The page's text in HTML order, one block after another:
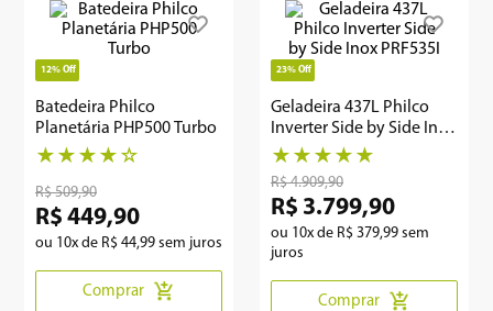
12% Off
Batedeira Philco
Planetária PHP500 Turbo
★ ★ ★ ★ ☆
R$ 509,90
R$ 449,90
ou 10x de R$ 44,99 sem juros
Comprar
23% Off
Geladeira 437L Philco
Inverter Side by Side Inox
PRF535I
★ ★ ★ ★ ★
R$ 4.909,90
R$ 3.799,90
ou 10x de R$ 379,99 sem
juros
Comprar
embutir
microondas
multiprocessador